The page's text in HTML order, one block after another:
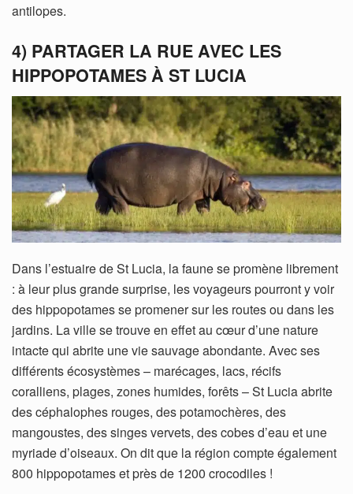
antilopes.
4) PARTAGER LA RUE AVEC LES
HIPPOPOTAMES À ST LUCIA
Dans l’estuaire de St Lucia, la faune se promène librement
: à leur plus grande surprise, les voyageurs pourront y voir
des hippopotames se promener sur les routes ou dans les
jardins. La ville se trouve en effet au cœur d’une nature
intacte qui abrite une vie sauvage abondante. Avec ses
différents écosystèmes – marécages, lacs, récifs
coralliens, plages, zones humides, forêts – St Lucia abrite
des céphalophes rouges, des potamochères, des
mangoustes, des singes vervets, des cobes d’eau et une
myriade d’oiseaux. On dit que la région compte également
800 hippopotames et près de 1200 crocodiles !